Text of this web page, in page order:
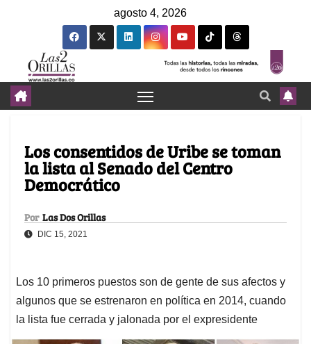
agosto 4, 2026
Los consentidos de Uribe se toman
la lista al Senado del Centro
Democrático
Por Las Dos Orillas
DIC 15, 2021
Los 10 primeros puestos son de gente de sus afectos y
algunos que se estrenaron en política en 2014, cuando
la lista fue cerrada y jalonada por el expresidente